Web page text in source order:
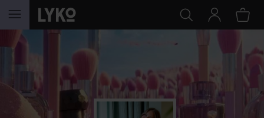
HOPPA TILL INNEHÅLLET